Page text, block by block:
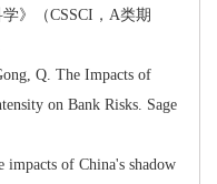
》（CSSCI，A类期
Q. The Impacts of
on Bank Risks. Sage
impacts of China's shadow